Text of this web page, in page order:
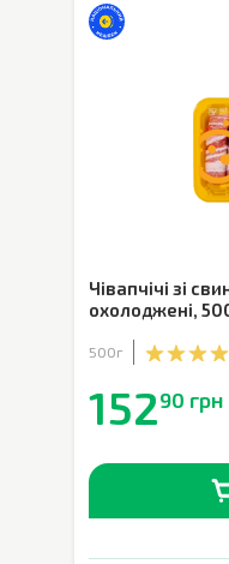
Чівапчічі зі
охолоджені,
500г
15290 грн